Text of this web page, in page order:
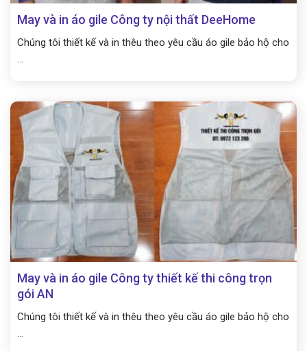
May và in áo gile Công ty nội thất DeeHome
Chúng tôi thiết kế và in thêu theo yêu cầu áo gile bảo hộ cho
...
May và in áo gile Công ty thiết kế thi công trọn
gói AN
Chúng tôi thiết kế và in thêu theo yêu cầu áo gile bảo hộ cho
...